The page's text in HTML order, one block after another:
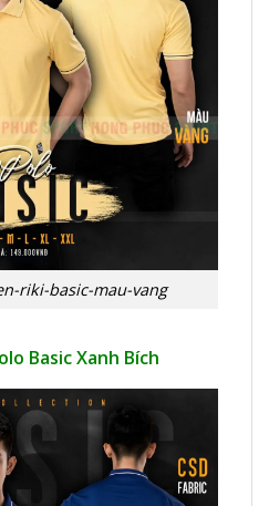
riki-basic-mau-vang
Basic Xanh Bích